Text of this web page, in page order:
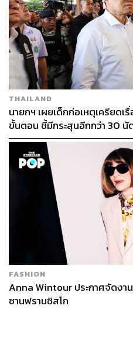
THAILAND
นายกฯ เผยเด็กก่อเหตุเครียดเ
ขั้นตอน ชี้มีกระสุนอีกกว่า 30 นั
สูญเสียเพิ่ม
FASHION
Anna Wintour ประกาศจัดงา
ซานฟรานซิสโก